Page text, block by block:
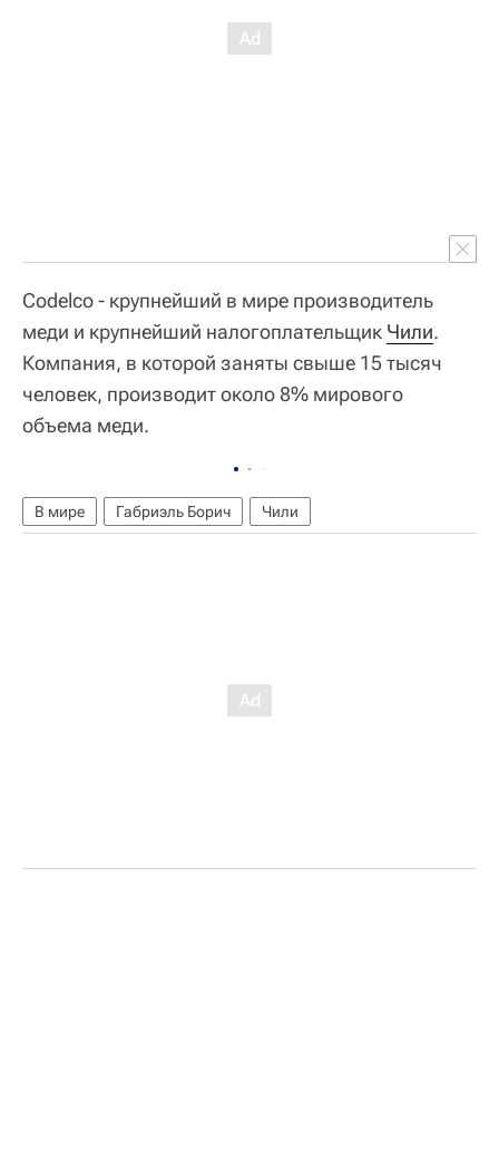
Codelco - крупнейший в мире производитель
меди и крупнейший налогоплательщик Чили.
Компания, в которой заняты свыше 15 тысяч
человек, производит около 8% мирового
объема меди.
В мире Габриэль Борич Чили